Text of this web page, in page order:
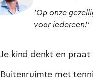
'Op onze
voor iedereen!'
Je kind denkt en
Buitenruimte met